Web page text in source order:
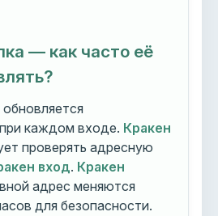
— как часто её
обновляется
каждом входе. Кракен
проверять адресную
вход. Кракен
адрес меняются
для безопасности.